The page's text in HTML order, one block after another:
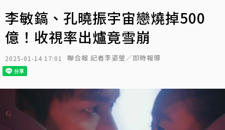
李敏鎬、孔曉振宇宙戀燒掉500
億！收視率出爐竟雪崩
2025-01-14 17:01 聯合報 記者李姿瑩／即時報導